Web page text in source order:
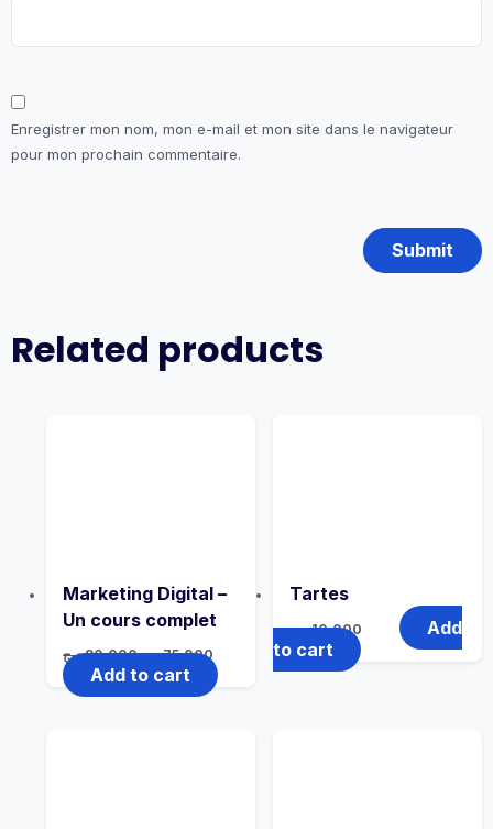
Enregistrer mon nom, mon e-mail et mon site dans le navigateur
pour mon prochain commentaire.
Related products
Marketing Digital –
Un cours complet
90,000 د.ج 75,000 د.ج
Add to cart
Tartes
10,000 د.ج
Add
to cart